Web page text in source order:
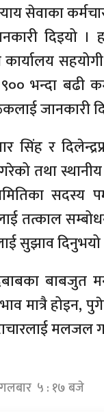
सेवाका
दिइयो ।
कार्यालय
भन्दा बढी
जानकारी
सिंह र
तथा
सदस्य
तत्काल
सुझाव दिनुभयो
बाबजुत
मात्रै होइन,
५ : १७ बजे